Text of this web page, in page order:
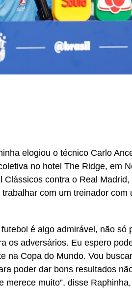
elogiou o técnico Carlo
no hotel The Ridge, em
contra o Real
com um treinador com
é algo admirável, não só
os adversários. Eu espero
na Copa do Mundo. Vou
poder dar bons resultados
merece muito”, disse